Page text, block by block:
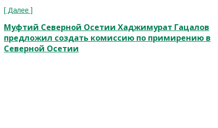
[ Далее ]
Муфтий Северной Осетии Хаджимурат Гацалов
предложил создать комиссию по примирению в
Северной Осетии